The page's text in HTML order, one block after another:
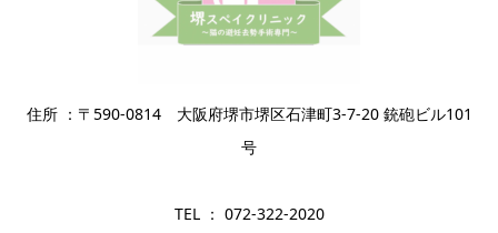
住所 ：〒590-0814 大阪府堺市堺区石津町3-7-20 銃砲ビル101
号
TEL ： 072-322-2020